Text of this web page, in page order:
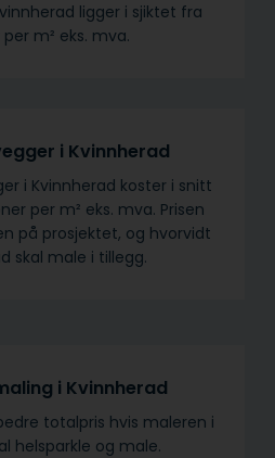
ligger i sjiktet fra
m² eks. mva.
i Kvinnherad
i Kvinnherad koster i snitt
per m² eks. mva. Prisen
på prosjektet, og hvorvidt
skal male i tillegg.
i Kvinnherad
totalpris hvis maleren i
helsparkle og male.